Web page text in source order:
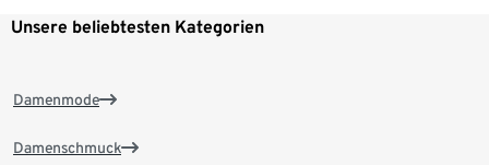
Unsere beliebtesten Kategorien
Damenmode
Damenschmuck